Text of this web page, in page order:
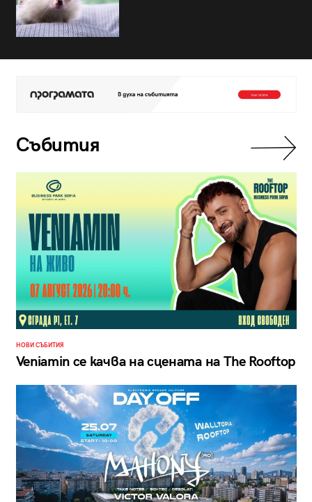
Събития
НОВИ СЪБИТИЯ
Veniamin се качва на сцената на The Rooftop